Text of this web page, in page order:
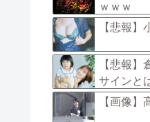
ｗｗｗ
【悲報
【悲報
サインと
【画像